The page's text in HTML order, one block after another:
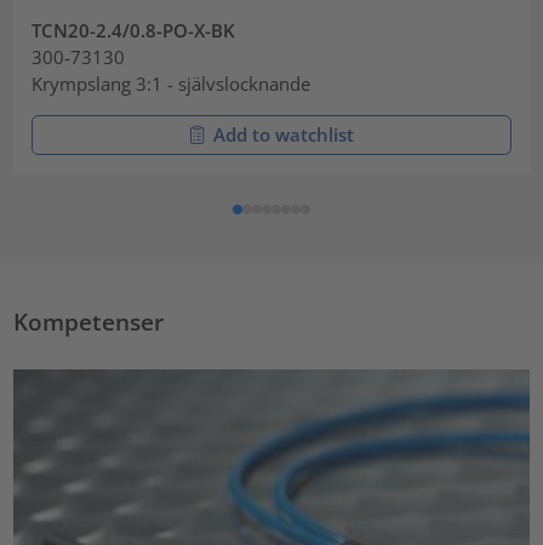
TCN20-2.4/0.8-PO-X-BK
300-73130
Krympslang 3:1 - självslocknande
Add to watchlist
Kompetenser